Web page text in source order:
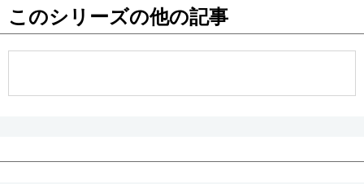
お知らせ
このシリーズの他の記事